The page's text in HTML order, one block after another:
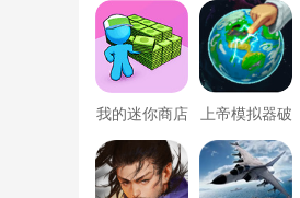
限金币版 化版下载
我的迷你商店
破解版无限金
币版下载中文
上帝模拟器破
解版全解锁无
广告